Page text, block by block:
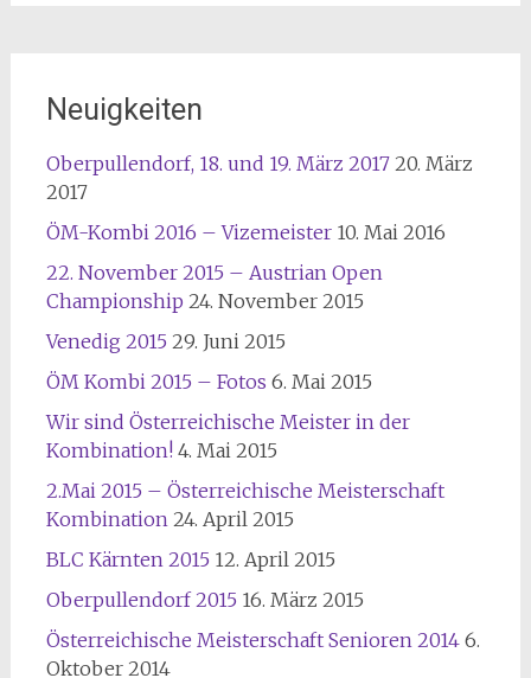
Neuigkeiten
Oberpullendorf, 18. und 19. März 2017 20. März
2017
ÖM-Kombi 2016 – Vizemeister 10. Mai 2016
22. November 2015 – Austrian Open
Championship 24. November 2015
Venedig 2015 29. Juni 2015
ÖM Kombi 2015 – Fotos 6. Mai 2015
Wir sind Österreichische Meister in der
Kombination! 4. Mai 2015
2.Mai 2015 – Österreichische Meisterschaft
Kombination 24. April 2015
BLC Kärnten 2015 12. April 2015
Oberpullendorf 2015 16. März 2015
Österreichische Meisterschaft Senioren 2014 6.
Oktober 2014